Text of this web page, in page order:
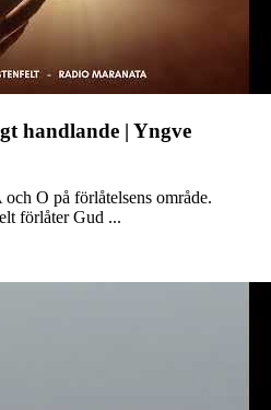
handlande | Yngve
O på förlåtelsens område.
förlåter Gud ...